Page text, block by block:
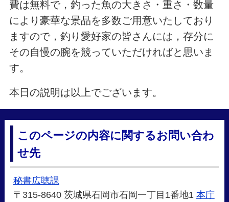
費は無料で，釣った魚の大きさ・重さ・数量
により豪華な景品を多数ご用意いたしており
ますので，釣り愛好家の皆さんには，存分に
その自慢の腕を競っていただければと思いま
す。
本日の説明は以上でございます。
このページの内容に関するお問い合わ
せ先
秘書広聴課
〒315-8640 茨城県石岡市石岡一丁目1番地1 本庁